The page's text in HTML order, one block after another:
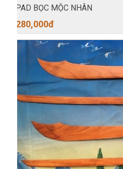
PAD BỌC MỘC NHÂN
280,000đ